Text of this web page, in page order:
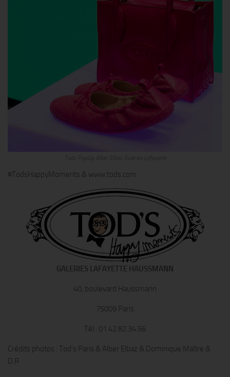
#TodsHappyMoments & www.tods.com
GALERIES LAFAYETTE HAUSSMANN
40, boulevard Haussmann
75009 Paris
Tél.: 01.42.82.34.56
Crédits photos : Tod’s Paris & Alber Elbaz & Dominique Maître &
D.R